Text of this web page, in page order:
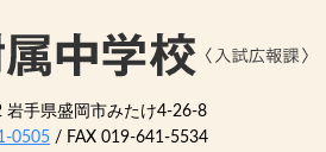
岩手県盛岡市みたけ4-26-8
0505 / FAX 019-641-5534